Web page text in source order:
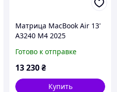
Матрица MacBook Air 13'
A3240 М4 2025
Готово к отправке
13 230₴
Купить